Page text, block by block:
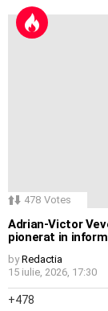
478 Votes
Adrian-Victor
pionerat in
by Redactia
15 iulie, 2026, 17:30
478